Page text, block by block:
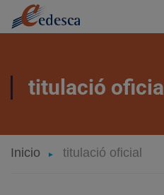
titulació oficial
Inicio titulació oficial